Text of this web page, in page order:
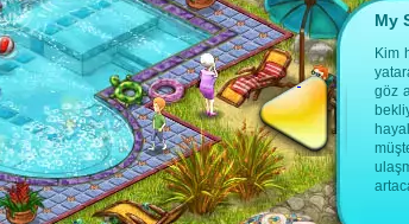
ek bilgi bulabilirsin:
My
Kim
göz